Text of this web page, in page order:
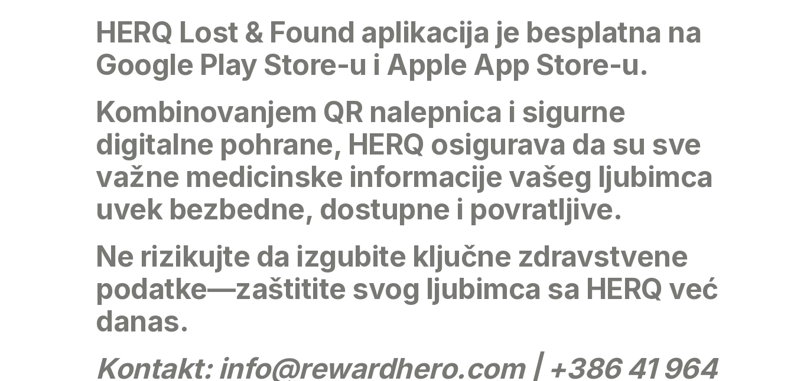
HERQ Lost & Found aplikacija je besplatna na
Google Play Store-u i Apple App Store-u.
Kombinovanjem QR nalepnica i sigurne
digitalne pohrane, HERQ osigurava da su sve
važne medicinske informacije vašeg ljubimca
uvek bezbedne, dostupne i povratljive.
Ne rizikujte da izgubite ključne zdravstvene
podatke—zaštitite svog ljubimca sa HERQ već
danas.
Kontakt:info@rewardhero.com| +386 41 964